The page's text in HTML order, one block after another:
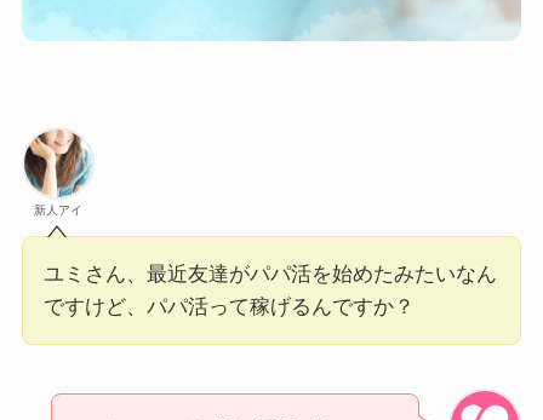
新人アイ
ユミさん、最近友達がパパ活を始めたみたいなん
ですけど、パパ活って稼げるんですか？